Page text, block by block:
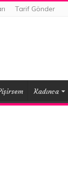
Tarif Gönder
Kadınca